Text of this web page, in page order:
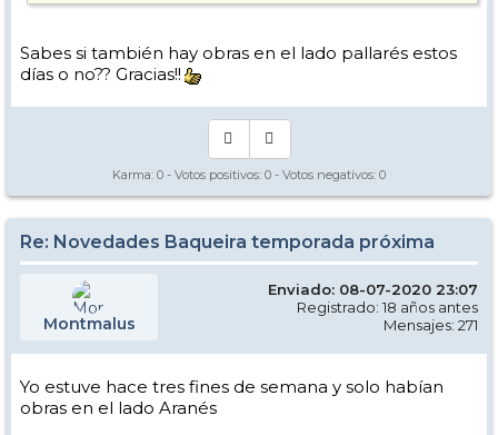
Sabes si también hay obras en el lado pallarés estos
días o no?? Gracias!!
Karma: 0 - Votos positivos: 0 - Votos negativos: 0
Re: Novedades Baqueira temporada próxima
Montmalus
Enviado: 08-07-2020 23:07
Registrado: 18 años antes
Mensajes: 271
Yo estuve hace tres fines de semana y solo habían
obras en el lado Aranés